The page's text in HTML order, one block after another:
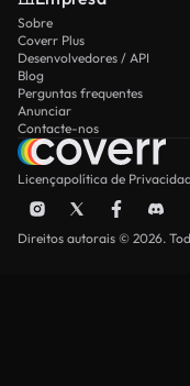
Sobre
Coverr Plus
Desenvolvedores / API
Blog
Perguntas frequentes
Anunciar
Contacte-nos
Licençapolítica de
Direitos autorais © 2026.